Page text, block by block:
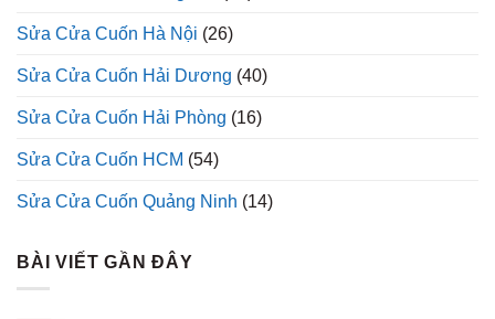
Sửa Cửa Cuốn Hà Nội (26)
Sửa Cửa Cuốn Hải Dương (40)
Sửa Cửa Cuốn Hải Phòng (16)
Sửa Cửa Cuốn HCM (54)
Sửa Cửa Cuốn Quảng Ninh (14)
BÀI VIẾT GẦN ĐÂY